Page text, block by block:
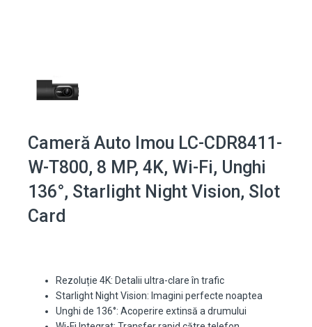
Cameră Auto Imou LC-CDR8411-
W-T800, 8 MP, 4K, Wi-Fi, Unghi
136°, Starlight Night Vision, Slot
Card
Rezoluție 4K: Detalii ultra-clare în trafic
Starlight Night Vision: Imagini perfecte noaptea
Unghi de 136°: Acoperire extinsă a drumului